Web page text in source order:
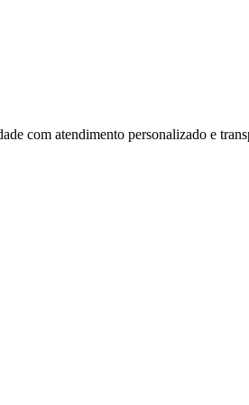
com atendimento personalizado e